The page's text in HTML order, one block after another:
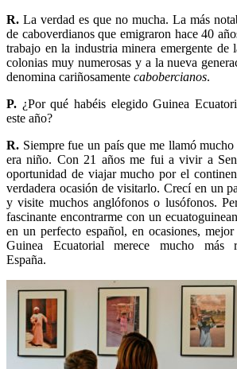
R. La verdad es que no mucha. La más
de caboverdianos que emigraron hace 40
trabajo en la industria minera emergente de
colonias muy numerosas y a la nueva
denomina cariñosamente cabobercianos.
P. ¿Por qué habéis elegido Guinea
este año?
R. Siempre fue un país que me llamó
era niño. Con 21 años me fui a vivir a
oportunidad de viajar mucho por el
verdadera ocasión de visitarlo. Crecí en un
y visite muchos anglófonos o lusófonos.
fascinante encontrarme con un
en un perfecto español, en ocasiones,
Guinea Ecuatorial merece mucho más
España.